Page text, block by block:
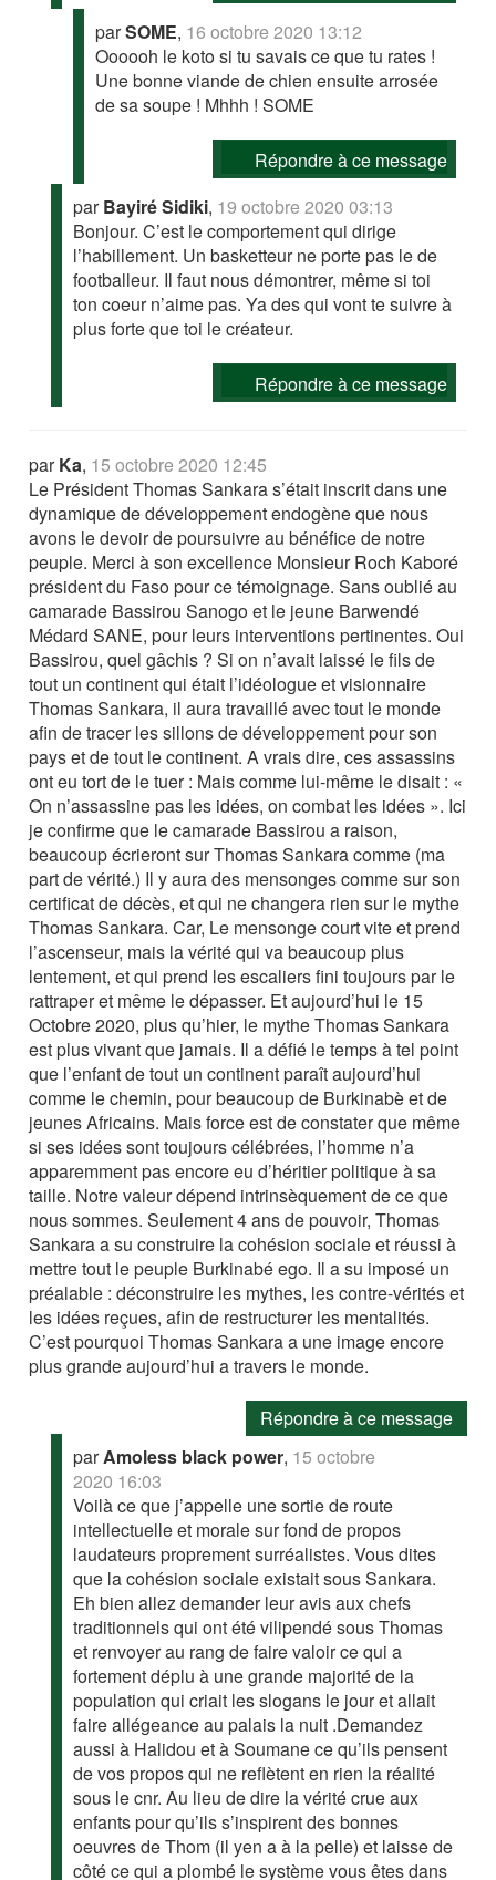
parSOME, 16 octobre 2020 13:12
Oooooh le koto si tu savais ce que tu rates !
Une bonne viande de chien ensuite arrosée
de sa soupe ! Mhhh ! SOME
Répondre à ce message
parBayiré Sidiki, 19 octobre 2020 03:13
Bonjour. C’est le comportement qui dirige
l’habillement. Un basketteur ne porte pas le de
footballeur. Il faut nous démontrer, même si toi
ton coeur n’aime pas. Ya des qui vont te suivre à
plus forte que toi le créateur.
Répondre à ce message
parKa, 15 octobre 2020 12:45
Le Président Thomas Sankara s’était inscrit dans une
dynamique de développement endogène que nous
avons le devoir de poursuivre au bénéfice de notre
peuple. Merci à son excellence Monsieur Roch Kaboré
président du Faso pour ce témoignage. Sans oublié au
camarade Bassirou Sanogo et le jeune Barwendé
Médard SANE, pour leurs interventions pertinentes. Oui
Bassirou, quel gâchis ? Si on n’avait laissé le fils de
tout un continent qui était l’idéologue et visionnaire
Thomas Sankara, il aura travaillé avec tout le monde
afin de tracer les sillons de développement pour son
pays et de tout le continent. A vrais dire, ces assassins
ont eu tort de le tuer : Mais comme lui-même le disait : «
On n’assassine pas les idées, on combat les idées ». Ici
je confirme que le camarade Bassirou a raison,
beaucoup écrieront sur Thomas Sankara comme (ma
part de vérité.) Il y aura des mensonges comme sur son
certificat de décès, et qui ne changera rien sur le mythe
Thomas Sankara. Car, Le mensonge court vite et prend
l’ascenseur, mais la vérité qui va beaucoup plus
lentement, et qui prend les escaliers fini toujours par le
rattraper et même le dépasser. Et aujourd’hui le 15
Octobre 2020, plus qu’hier, le mythe Thomas Sankara
est plus vivant que jamais. Il a défié le temps à tel point
que l’enfant de tout un continent paraît aujourd’hui
comme le chemin, pour beaucoup de Burkinabè et de
jeunes Africains. Mais force est de constater que même
si ses idées sont toujours célébrées, l’homme n’a
apparemment pas encore eu d’héritier politique à sa
taille. Notre valeur dépend intrinsèquement de ce que
nous sommes. Seulement 4 ans de pouvoir, Thomas
Sankara a su construire la cohésion sociale et réussi à
mettre tout le peuple Burkinabé ego. Il a su imposé un
préalable : déconstruire les mythes, les contre-vérités et
les idées reçues, afin de restructurer les mentalités.
C’est pourquoi Thomas Sankara a une image encore
plus grande aujourd’hui a travers le monde.
Répondre à ce message
parAmoless black power, 15 octobre
2020 16:03
Voilà ce que j’appelle une sortie de route
intellectuelle et morale sur fond de propos
laudateurs proprement surréalistes. Vous dites
que la cohésion sociale existait sous Sankara.
Eh bien allez demander leur avis aux chefs
traditionnels qui ont été vilipendé sous Thomas
et renvoyer au rang de faire valoir ce qui a
fortement déplu à une grande majorité de la
population qui criait les slogans le jour et allait
faire allégeance au palais la nuit .Demandez
aussi à Halidou et à Soumane ce qu’ils pensent
de vos propos qui ne reflètent en rien la réalité
sous le cnr. Au lieu de dire la vérité crue aux
enfants pour qu’ils s’inspirent des bonnes
oeuvres de Thom (il yen a à la pelle) et laisse de
côté ce qui a plombé le système vous êtes dans